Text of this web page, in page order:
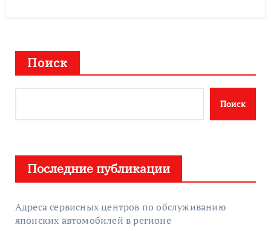
Поиск
Поиск
Последние публикации
Адреса сервисных центров по обслуживанию
японских автомобилей в регионе